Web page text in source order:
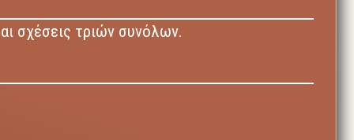
σχέσεις τριών συνόλων.